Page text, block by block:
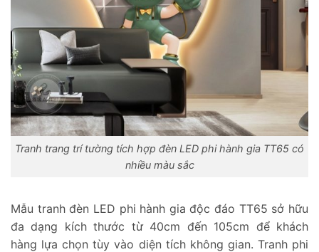
Tranh trang trí tường tích hợp đèn LED phi hành gia TT65 có
nhiều màu sắc
Mẫu tranh đèn LED phi hành gia độc đáo TT65 sở hữu
đa dạng kích thước từ 40cm đến 105cm để khách
hàng lựa chọn tùy vào diện tích không gian. Tranh phi